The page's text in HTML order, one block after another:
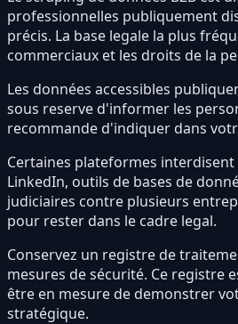
professionnelles publiquement
précis. La base legale la plus
commerciaux et les droits de la
Les données accessibles
sous reserve d'informer les
recommande d'indiquer dans
Certaines plateformes
LinkedIn, outils de bases de
judiciaires contre plusieurs
pour rester dans le cadre legal.
Conservez un registre de
mesures de sécurité. Ce registre
être en mesure de demonstrer
stratégique.